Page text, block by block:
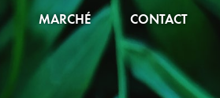
MARCHÉ CONTACT